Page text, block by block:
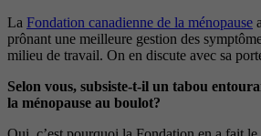
La Fondation canadienne de la ménopause
prônant une meilleure gestion des
milieu de travail. On en discute avec sa
Selon vous, subsiste-t-il un tabou
la ménopause au boulot?